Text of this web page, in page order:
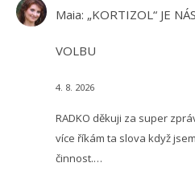
Maia: „KORTIZOL“ JE
VOLBU
4. 8. 2026
RADKO děkuji za super
více říkám ta slova když
činnost.…